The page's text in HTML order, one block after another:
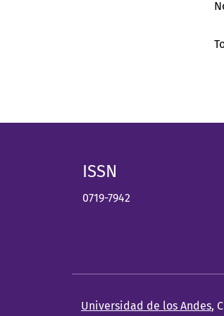
ISSN
0719-7942
Universidad de los Andes,